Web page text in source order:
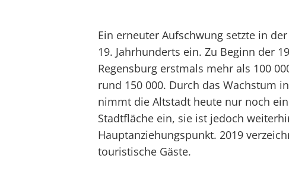
Ein erneuter Aufschwung setzte in
19. Jahrhunderts ein. Zu Beginn der
Regensburg erstmals mehr als 100
rund 150 000. Durch das Wachstum
nimmt die Altstadt heute nur noch
Stadtfläche ein, sie ist jedoch
Hauptanziehungspunkt. 2019
touristische Gäste.